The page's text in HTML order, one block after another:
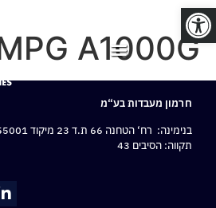
פתח סרגל נגישות
A1000G
חרמון מעבדות בע“מ
בנימינה: רח‘ הטחנה 66 ת.ד 23 מיקוד 3055001,
תקווה: הסיבים 43